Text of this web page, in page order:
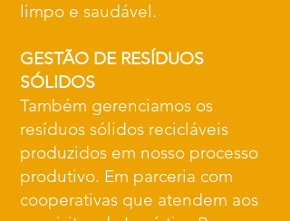
limpo e saudável.
GESTÃO DE RESÍDUOS
SÓLIDOS
Também gerenciamos os
resíduos sólidos recicláveis
produzidos em nosso processo
produtivo. Em parceria com
cooperativas que atendem aos